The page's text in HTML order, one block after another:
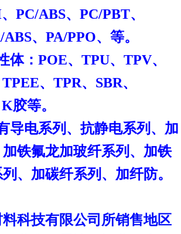
PC/ABS、PC/PBT、
、PA/PPO、等。
体：POE、 TPU、TPV、
、TPR、SBR、
胶等。
导电系列、抗静电系列、加
铁氟龙加玻纤系列、加铁
、加碳纤系列、加纤防。
科技有限公司 所销售地区